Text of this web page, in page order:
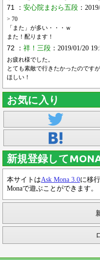
71 ： 安心院まおら五段 ：
> 70
「また」が多い・・・ｗ
また！配ります！
72 ： 祥！三段 ：2019/01/20
お疲れ様でした。
とても素敵で行きたかったのです
ほしい！
お気に入り
新規登録して
本サイトはAsk Mona 3.0に移
Monaで遊ぶことができます。